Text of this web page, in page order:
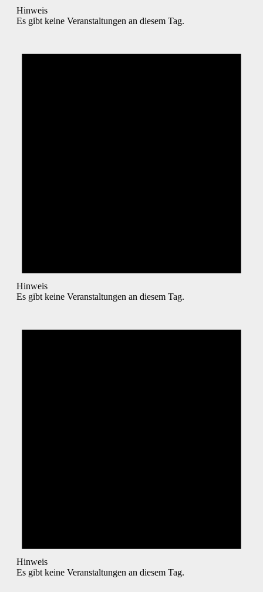
Hinweis
Es gibt keine Veranstaltungen an diesem Tag.
Hinweis
Es gibt keine Veranstaltungen an diesem Tag.
Hinweis
Es gibt keine Veranstaltungen an diesem Tag.